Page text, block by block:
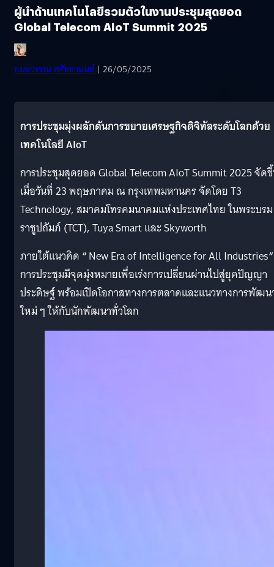
ผู้นำด้านเทคโนโลยีรวมตัวในงานประชุมสุดยอด
Global Telecom AIoT Summit 2025
อมลวรรณ ศรัทธานนท์ | 26/05/2025
การประชุมมุ่งผลักดันการขยายเศรษฐกิจดิจิทัลระดับโลกด้วย
เทคโนโลยี AIoT
การประชุมสุดยอด Global Telecom AIoT Summit 2025 จัด
เมื่อวันที่ 23 พฤษภาคม ณ กรุงเทพมหานคร จัดโดย T3
Technology, สมาคมโทรคมนาคมแห่งประเทศไทย ในพระบรม
ราชูปถัมภ์ (TCT), Tuya Smart และ Skyworth
ภายใต้แนวคิด “New Era of Intelligence for All Industries“
การประชุมมีจุดมุ่งหมายเพื่อเร่งการเปลี่ยนผ่านไปสู่ยุคปัญญา
ประดิษฐ์ พร้อมเปิดโอกาสทางการตลาดและแนวทางการพัฒน
ใหม่ ๆ ให้กับนักพัฒนาทั่วโลก